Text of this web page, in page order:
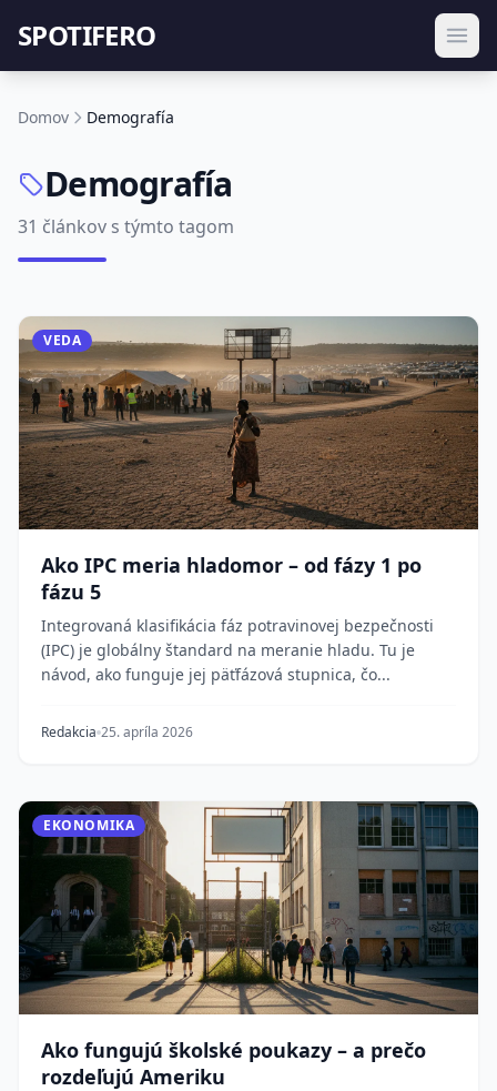
SPOTIFERO
Domov Demografía
Demografía
31 článkov s týmto tagom
VEDA
Ako IPC meria hladomor – od fázy 1 po
fázu 5
Integrovaná klasifikácia fáz potravinovej bezpečnosti
(IPC) je globálny štandard na meranie hladu. Tu je
návod, ako funguje jej päťfázová stupnica, čo...
Redakcia 25. apríla 2026
EKONOMIKA
Ako fungujú školské poukazy – a prečo
rozdeľujú Ameriku